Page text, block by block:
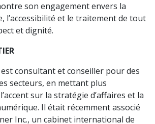
son engagement envers la
l’accessibilité et le traitement de tout
et dignité.
consultant et conseiller pour des
secteurs, en mettant plus
sur la stratégie d’affaires et la
Il était récemment associé
Inc., un cabinet international de